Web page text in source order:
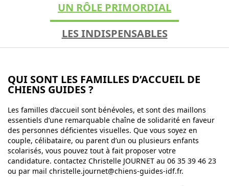
UN RÔLE PRIMORDIAL
LES INDISPENSABLES
QUI SONT LES FAMILLES D’ACCUEIL DE
CHIENS GUIDES ?
Les familles d’accueil sont bénévoles, et sont des maillons
essentiels d’une remarquable chaîne de solidarité en faveur
des personnes déficientes visuelles. Que vous soyez en
couple, célibataire, ou parent d’un ou plusieurs enfants
scolarisés, vous pouvez tout à fait proposer votre
candidature. contactez Christelle JOURNET au 06 35 39 46 23
ou par mail christelle.journet@chiens-guides-idf.fr.